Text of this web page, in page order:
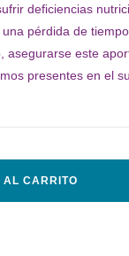
deficiencias
pérdida de
este
presentes en el
AL CARRITO